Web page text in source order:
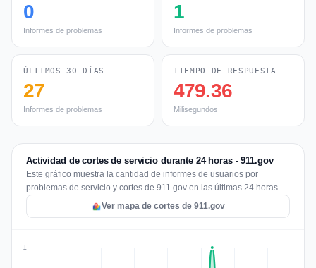
0
Informes de problemas
1
Informes de problemas
ÚLTIMOS 30 DÍAS
27
Informes de problemas
TIEMPO DE RESPUESTA
479.36
Milisegundos
Actividad de cortes de servicio durante 24 horas - 911.gov
Este gráfico muestra la cantidad de informes de usuarios por
problemas de servicio y cortes de 911.gov en las últimas 24 horas.
Ver mapa de cortes de 911.gov